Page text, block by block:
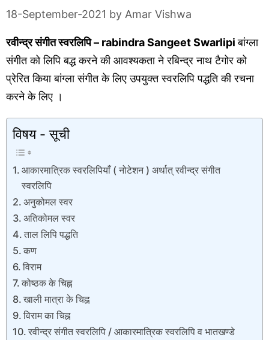
18-September-2021 by Amar Vishwa
रवीन्द्र संगीत स्वरलिपि – rabindra Sangeet Swarlipiबांग्ला
संगीत को लिपि बद्ध करने की आवश्यकता ने रबिन्द्र नाथ टैगोर को
प्रेरित किया बांग्ला संगीत के लिए उपयुक्त स्वरलिपि पद्धति की रचना
करने के लिए ।
विषय - सूची
आकारमात्रिक स्वरलिपियाँ ( नोटेशन ) अर्थात् रवीन्द्र संगीत
स्वरलिपि
अनुकोमल स्वर
अतिकोमल स्वर
ताल लिपि पद्धति
कण
विराम
कोष्ठक के चिह्न
खाली मात्रा के चिह्न
विराम का चिह्न
रवीन्द्र संगीत स्वरलिपि / आकारमात्रिक स्वरलिपि व भातखण्डे